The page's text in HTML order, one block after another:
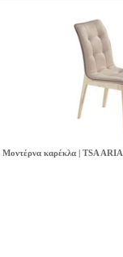
Μοντέρνα καρέκλα | TSA ARIA